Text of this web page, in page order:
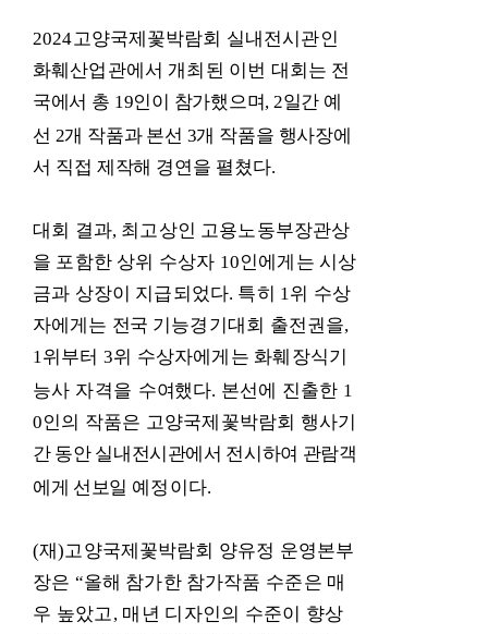
2024고양국제꽃박람회 실내전시관인
화훼산업관에서 개최된 이번 대회 는 전
국에서 총 19인이 참가했으며, 2일간 예
선 2개 작품과 본선 3개 작품을 행사장에
서 직접 제작해 경연을 펼쳤다.
대회 결과, 최고상인 고용노동부장관상
을 포함한 상위 수상자 10인에게 는 시상
금과 상장이 지급되었다. 특히 1위 수상
자에게는 전국 기 능경기대회 출전권을,
1위부터 3위 수상자에게는 화훼장식기
능사 자격을 수여했다. 본선에 진출한 1
0인의 작품은 고양국제꽃박람회 행사기
간 동안 실내전시관에서 전시하여 관람객
에게 선보일 예정이다.
(재)고양국제꽃박람회 양유정 운영본부
장은 “올해 참가한 참가작품 수준은 매
우 높았고, 매년 디자인의 수준이 향상